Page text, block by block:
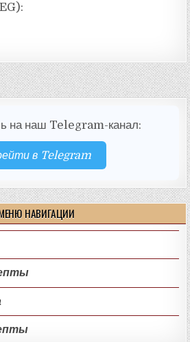
на наш Telegram-канал:
в Telegram
НАВИГАЦИИ